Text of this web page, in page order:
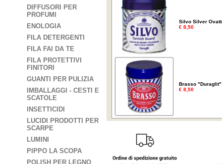
DIFFUSORI PER
PROFUMI
ENOLOGIA
FILA DETERGENTI
FILA FAI DA TE
FILA PROTETTIVI
FINITORI
GUANTI PER PULIZIA
IMBALLAGGI - CESTI E
SCATOLE
INSETTICIDI
LUCIDI PRODOTTI PER
SCARPE
LUMINI
PIPPO LA SCOPA
POLISH PER LEGNO
Silvo Silver
€ 8,50
Brasso "Duraglit"
€ 8,50